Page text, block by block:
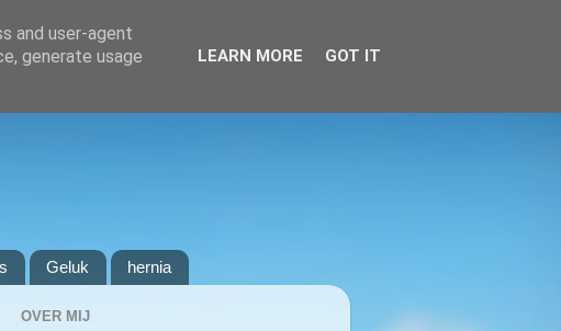
Geluk hernia
OVER MIJ
and user-agent
generate usage
LEARN MORE GOT IT